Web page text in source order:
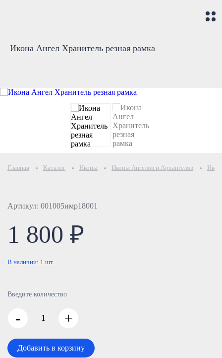
Икона Ангел Хранитель резная рамка
Главная Каталог Иконы Иконы Ангелов и Архангелов
Артикул: 001005имр18001
1 800 ₽
В наличии: 1 шт.
Введите количество
- +
Добавить в корзину